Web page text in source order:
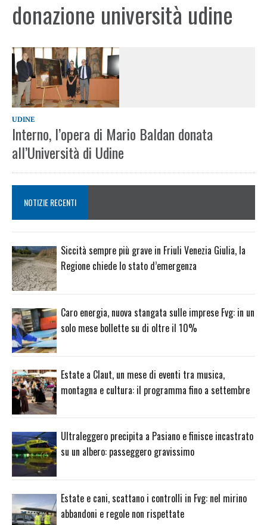
donazione università udine
UDINE
Interno, l’opera di Mario Baldan donata
all’Università di Udine
NOTIZIE RECENTI
Siccità sempre più grave in Friuli Venezia Giulia, la
Regione chiede lo stato d’emergenza
Caro energia, nuova stangata sulle imprese Fvg: in un
solo mese bollette su di oltre il 10%
Estate a Claut, un mese di eventi tra musica,
montagna e cultura: il programma fino a settembre
Ultraleggero precipita a Pasiano e finisce incastrato
su un albero: passeggero gravissimo
Estate e cani, scattano i controlli in Fvg: nel mirino
abbandoni e regole non rispettate